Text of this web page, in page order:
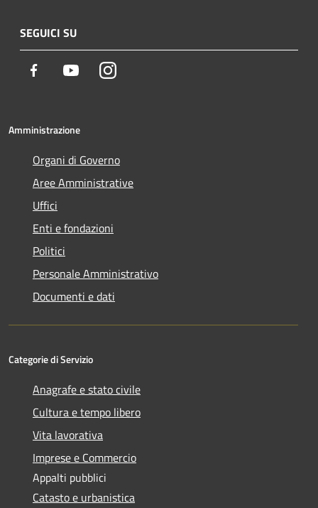
SEGUICI SU
Facebook YoutubeInstagram
Amministrazione
Organi di Governo
Aree Amministrative
Uffici
Enti e fondazioni
Politici
Personale Amministrativo
Documenti e dati
Categorie di Servizio
Anagrafe e stato civile
Cultura e tempo libero
Vita lavorativa
Imprese e Commercio
Appalti pubblici
Catasto e urbanistica